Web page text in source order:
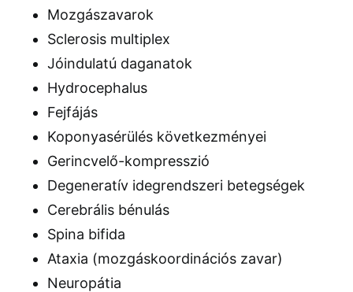
Mozgászavarok
Sclerosis multiplex
Jóindulatú daganatok
Hydrocephalus
Fejfájás
Koponyasérülés következményei
Gerincvelő-kompresszió
Degeneratív idegrendszeri betegségek
Cerebrális bénulás
Spina bifida
Ataxia (mozgáskoordinációs zavar)
Neuropátia